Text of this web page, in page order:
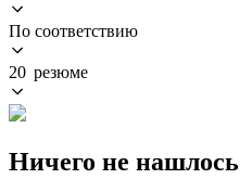
По соответствию
20 резюме
Ничего не нашлось